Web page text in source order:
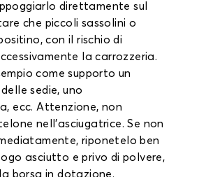
direttamente sul
che piccoli sassolini o
con il rischio di
la carrozzeria.
come supporto un
sedie, uno
ecc. Attenzione, non
nell'asciugatrice. Se non
riponetelo ben
asciutto e privo di polvere,
borsa in dotazione.